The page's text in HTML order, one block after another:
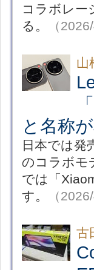
コラボレー
る。
（
山
と名称
日本では発
のコラボモ
では「
す。
（
古